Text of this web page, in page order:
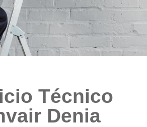
Técnico
Denia